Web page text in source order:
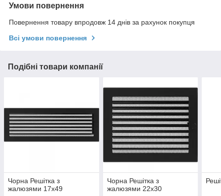
Умови повернення
Повернення товару впродовж 14 днів за рахунок покупця
Всі умови повернення
Подібні товари компанії
Чорна Решітка з
жалюзями 17x49
Чорна Решітка з
жалюзями 22x30